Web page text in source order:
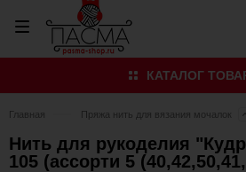
КАТАЛОГ
Главная Пряжа нить для вязания мочалок
Нить для рукоделия
105 (ассорти 5